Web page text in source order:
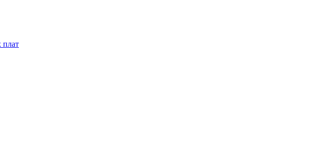
плат